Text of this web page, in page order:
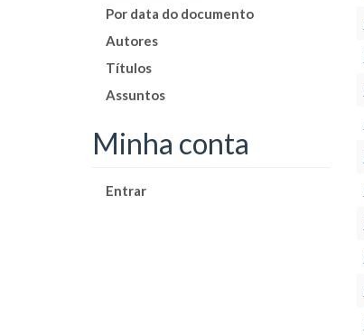
Por data do documento
Autores
Títulos
Assuntos
Minha conta
Entrar